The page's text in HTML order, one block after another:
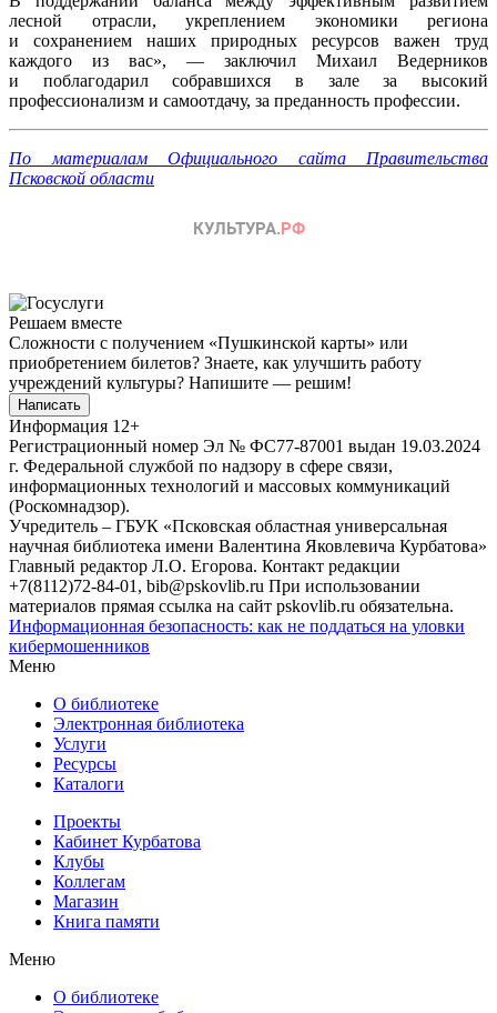
лесной отрасли, укреплением экономики региона
и сохранением наших природных ресурсов важен труд
каждого из вас», — заключил Михаил Ведерников
и поблагодарил собравшихся в зале за высокий
профессионализм и самоотдачу, за преданность профессии.
По материалам Официального сайта Правительства
Псковской области
Решаем вместе
Сложности с получением «Пушкинской карты» или
приобретением билетов? Знаете, как улучшить работу
учреждений культуры? Напишите — решим!
Написать
Информация 12+
Регистрационный номер Эл № ФС77-87001 выдан 19.03.2024
г. Федеральной службой по надзору в сфере связи,
информационных технологий и массовых коммуникаций
(Роскомнадзор).
Учредитель – ГБУК «Псковская областная универсальная
научная библиотека имени Валентина Яковлевича Курбатова»
Главный редактор Л.О. Егорова. Контакт редакции
+7(8112)72-84-01, bib@pskovlib.ru При использовании
материалов прямая ссылка на сайт pskovlib.ru обязательна.
Информационная безопасность: как не поддаться на уловки
кибермошенников
Меню
О библиотеке
Электронная библиотека
Услуги
Ресурсы
Каталоги
Проекты
Кабинет Курбатова
Клубы
Коллегам
Магазин
Книга памяти
Меню
О библиотеке